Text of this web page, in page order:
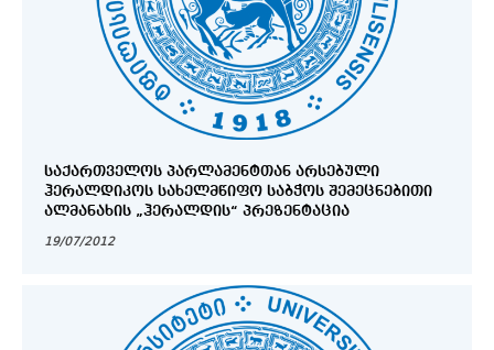
ᲡᲐᲥᲐᲠᲗᲕᲔᲚᲝᲡ ᲞᲐᲠᲚᲐᲛᲔᲜᲢᲗᲐᲜ ᲐᲠᲡᲔᲑᲣᲚᲘ
ᲰᲔᲠᲐᲚᲓᲘᲙᲝᲡ ᲡᲐᲮᲔᲚᲛᲬᲘᲤᲝ ᲡᲐᲑᲭᲝᲡ ᲨᲔᲛᲔᲪᲜᲔᲑᲘᲗᲘ
ᲐᲚᲛᲐᲜᲐᲮᲘᲡ „ᲰᲔᲠᲐᲚᲓᲘᲡ“ ᲞᲠᲔᲖᲔᲜᲢᲐᲪᲘᲐ
19/07/2012